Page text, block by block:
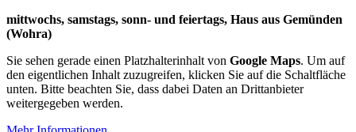
mittwochs, samstags, sonn- und feiertags, Haus aus Gemünden
(Wohra)
Sie sehen gerade einen Platzhalterinhalt von Google Maps. Um auf
den eigentlichen Inhalt zuzugreifen, klicken Sie auf die Schaltfläche
unten. Bitte beachten Sie, dass dabei Daten an Drittanbieter
weitergegeben werden.